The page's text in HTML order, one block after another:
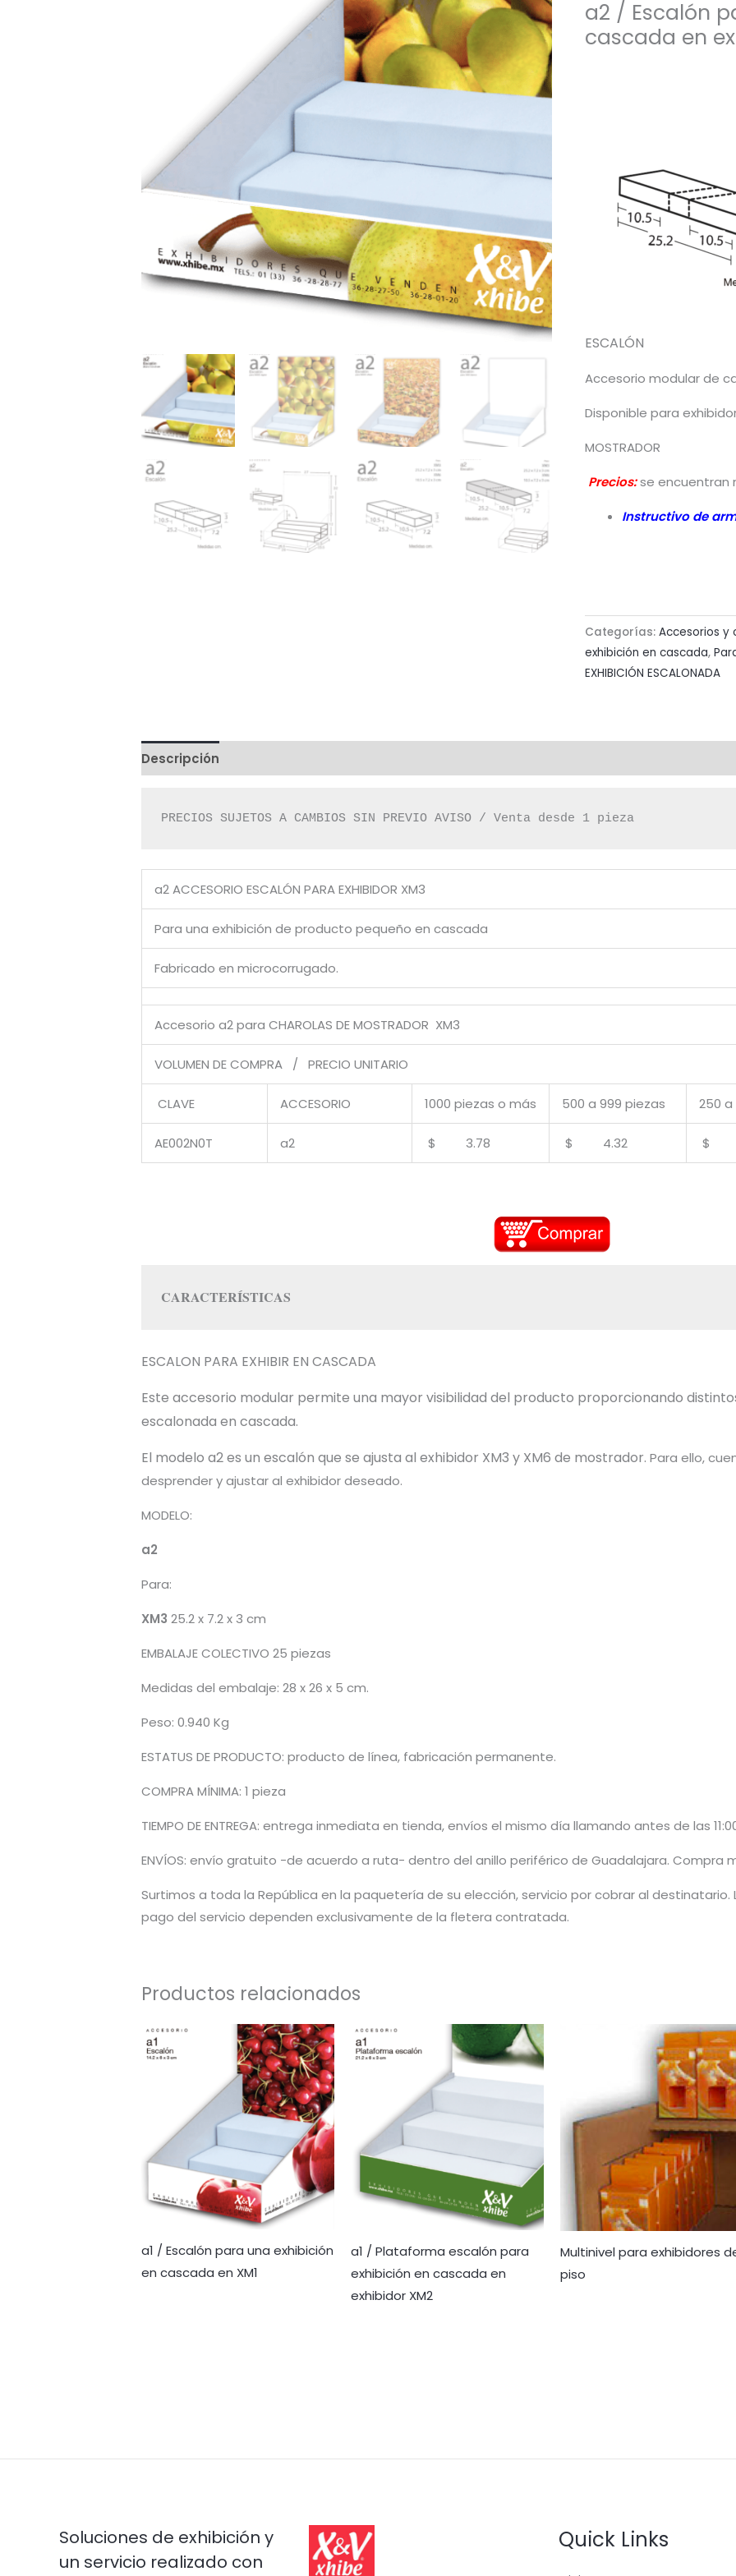
a2 / Escalón
cascada en
ESCALÓN
Accesorio modular de
Disponible para
MOSTRADOR
Precios:se encuentran
Instructivo de
Categorías: Accesorios y
exhibición en cascada,
EXHIBICIÓN ESCALONADA
Descripción
PRECIOS SUJETOS A CAMBIOS SIN PREVIO AVISO / Venta desde 1 pieza
a2 ACCESORIO ESCALÓN PARA EXHIBIDOR XM3
Para una exhibición de producto pequeño en cascada
Fabricado en microcorrugado.
Accesorio a2 para CHAROLAS DE MOSTRADOR XM3
VOLUMEN DE COMPRA / PRECIO UNITARIO
CLAVE ACCESORIO 1000 piezas o más 500 a 999 piezas 250
AE002N0T a2 $ 3.78 $ 4.32 $
CARACTERÍSTICAS
ESCALON PARA EXHIBIR EN CASCADA
Este accesorio modular permite una mayor visibilidad del producto proporcionando
escalonada en cascada.
El modelo a2 es un escalón que se ajusta al exhibidor XM3 y XM6 de mostrador.Para ello,
desprender y ajustar al exhibidor deseado.
MODELO:
a2
Para:
XM3 25.2 x 7.2 x 3 cm
EMBALAJE COLECTIVO 25 piezas
Medidas del embalaje: 28 x 26 x 5 cm.
Peso: 0.940 Kg
ESTATUS DE PRODUCTO: producto de línea, fabricación permanente.
COMPRA MÍNIMA: 1 pieza
TIEMPO DE ENTREGA: entrega inmediata en tienda, envíos el mismo día llamando antes de las
ENVÍOS: envío gratuito -de acuerdo a ruta- dentro del anillo periférico de Guadalajara. Compra
Surtimos a toda la República en la paquetería de su elección, servicio por cobrar al destinatario.
pago del servicio dependen exclusivamente de la fletera contratada.
Productos relacionados
a1 / Escalón para una exhibición
en cascada en XM1
a1 / Plataforma escalón para
exhibición en cascada en
exhibidor XM2
Multinivel para exhibidores
piso
Soluciones de exhibición y
un servicio realizado con
Quick Links